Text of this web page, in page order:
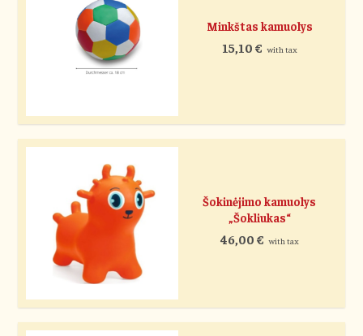
Minkštas kamuolys
15,10 € with tax
Šokinėjimo kamuolys
„Šokliukas“
46,00 € with tax